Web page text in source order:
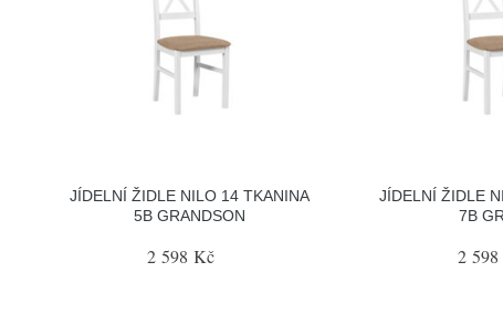
JÍDELNÍ ŽIDLE NILO 14 TKANINA
5B GRANDSON
2 598 Kč
JÍDELNÍ ŽIDLE
7B
2